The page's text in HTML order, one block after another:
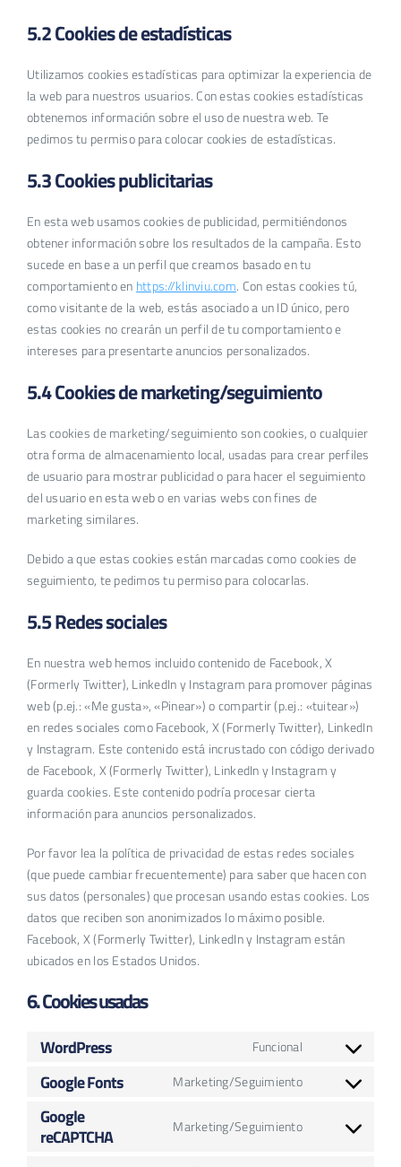
5.2 Cookies de estadísticas
Utilizamos cookies estadísticas para optimizar la experiencia de
la web para nuestros usuarios. Con estas cookies estadísticas
obtenemos información sobre el uso de nuestra web. Te
pedimos tu permiso para colocar cookies de estadísticas.
5.3 Cookies publicitarias
En esta web usamos cookies de publicidad, permitiéndonos
obtener información sobre los resultados de la campaña. Esto
sucede en base a un perfil que creamos basado en tu
comportamiento en https://klinviu.com. Con estas cookies tú,
como visitante de la web, estás asociado a un ID único, pero
estas cookies no crearán un perfil de tu comportamiento e
intereses para presentarte anuncios personalizados.
5.4 Cookies de marketing/seguimiento
Las cookies de marketing/seguimiento son cookies, o cualquier
otra forma de almacenamiento local, usadas para crear perfiles
de usuario para mostrar publicidad o para hacer el seguimiento
del usuario en esta web o en varias webs con fines de
marketing similares.
Debido a que estas cookies están marcadas como cookies de
seguimiento, te pedimos tu permiso para colocarlas.
5.5 Redes sociales
En nuestra web hemos incluido contenido de Facebook, X
(Formerly Twitter), LinkedIn y Instagram para promover páginas
web (p.ej.: «Me gusta», «Pinear») o compartir (p.ej.: «tuitear»)
en redes sociales como Facebook, X (Formerly Twitter), LinkedIn
y Instagram. Este contenido está incrustado con código derivado
de Facebook, X (Formerly Twitter), LinkedIn y Instagram y
guarda cookies. Este contenido podría procesar cierta
información para anuncios personalizados.
Por favor lea la política de privacidad de estas redes sociales
(que puede cambiar frecuentemente) para saber que hacen con
sus datos (personales) que procesan usando estas cookies. Los
datos que reciben son anonimizados lo máximo posible.
Facebook, X (Formerly Twitter), LinkedIn y Instagram están
ubicados en los Estados Unidos.
6. Cookies usadas
WordPress Funcional
Consent
wordpress
Google Fonts Marketing/Seguimiento
Consent
service
Google
reCAPTCHA
Marketing/Seguimiento
Consent